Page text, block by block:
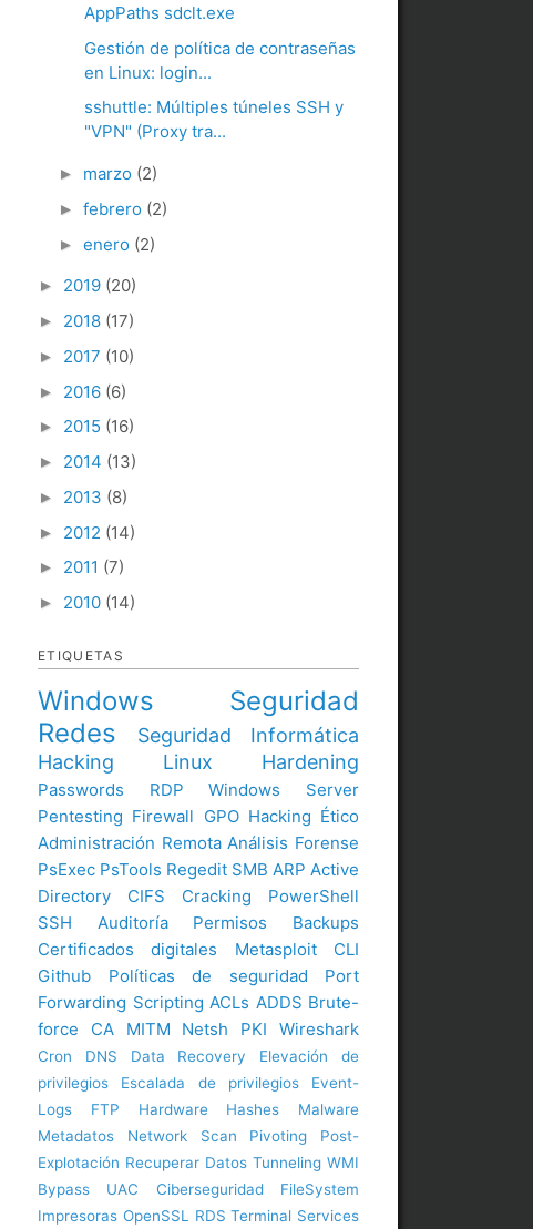
AppPaths sdclt.exe
Gestión de política de contraseñas
en Linux: login...
sshuttle: Múltiples túneles SSH y
"VPN" (Proxy tra...
► marzo (2)
► febrero (2)
► enero (2)
► 2019 (20)
► 2018 (17)
► 2017 (10)
► 2016 (6)
► 2015 (16)
► 2014 (13)
► 2013 (8)
► 2012 (14)
► 2011 (7)
► 2010 (14)
ETIQUETAS
Windows
Seguridad
Redes
Seguridad Informática
Hacking
Linux Hardening
Passwords RDP
Windows Server
Pentesting Firewall GPO Hacking Ético
Administración Remota Análisis Forense
PsExec PsTools Regedit SMB ARP Active
Directory
CIFS Cracking
PowerShell
SSH
Auditoría Permisos
Backups
Certificados digitales
Metasploit
CLI
Github
Políticas de seguridad
Port
Forwarding Scripting ACLs ADDS Brute-
force
CA MITM Netsh PKI Wireshark
Cron DNS Data Recovery
Elevación de
privilegios
Escalada de privilegios
Event-
Logs
FTP Hardware Hashes
Malware
Metadatos
Network Scan Pivoting
Post-
Explotación Recuperar Datos Tunneling WMI
Bypass UAC
Ciberseguridad
FileSystem
Impresoras OpenSSL RDS Terminal Services